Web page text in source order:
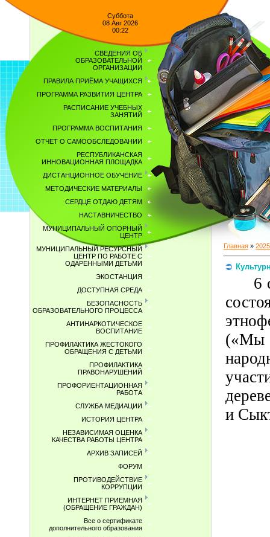
Суббота
08 Авг 2026
00:22
СВЕДЕНИЯ ОБ
ОБРАЗОВАТЕЛЬНОЙ
ОРГАНИЗАЦИИ
ПРАВИЛА ПРИЁМА УЧАЩИХСЯ
ПРОГРАММА РАЗВИТИЯ ЦЕНТРА
РАСПИСАНИЕ УЧЕБНЫХ
ЗАНЯТИЙ
ПРОГРАММА ВОСПИТАНИЯ
ОТЧЕТ О САМООБСЛЕДОВАНИИ
РЕСПУБЛИКАНСКАЯ
ИННОВАЦИОННАЯ ПЛОЩАДКА
ДИСТАНЦИОННОЕ ОБУЧЕНИЕ
МЕТОДИЧЕСКИЕ МАТЕРИАЛЫ
СЕРДЦЕ ОТДАЮ ДЕТЯМ
НАСТАВНИЧЕСТВО
МУНИЦИПАЛЬНЫЙ ОПОРНЫЙ
ЦЕНТР
МУНИЦИПАЛЬНЫЙ РЕСУРСНЫЙ
ЦЕНТР ПО РАБОТЕ С
ОДАРЕННЫМИ ДЕТЬМИ
ЭКОСТАНЦИЯ
ДОСТУПНАЯ СРЕДА
БЕЗОПАСНОСТЬ
ОБРАЗОВАТЕЛЬНОГО ПРОЦЕССА
АНТИНАРКОТИЧЕСКОЕ
ВОСПИТАНИЕ
ПРОФИЛАКТИКА ЖЕСТОКОГО
ОБРАЩЕНИЯ С ДЕТЬМИ
ПРОФИЛАКТИКА
ПРАВОНАРУШЕНИЙ
ПРОФОРИЕНТАЦИОННАЯ
РАБОТА
СЛУЖБА МЕДИАЦИИ
ИСТОРИЯ ЦЕНТРА
НЕЗАВИСИМАЯ ОЦЕНКА
КАЧЕСТВА РАБОТЫ ЦЕНТРА
АРХИВ ЗАПИСЕЙ
ФОРУМ
ПРОТИВОДЕЙСТВИЕ
КОРРУПЦИИ
ИНТЕРНЕТ ПРИЕМНАЯ
(ОБРАЩЕНИЕ ГРАЖДАН)
Все о сертификате
дополнительного образования
Главная » 2025
6
(«Мы
и